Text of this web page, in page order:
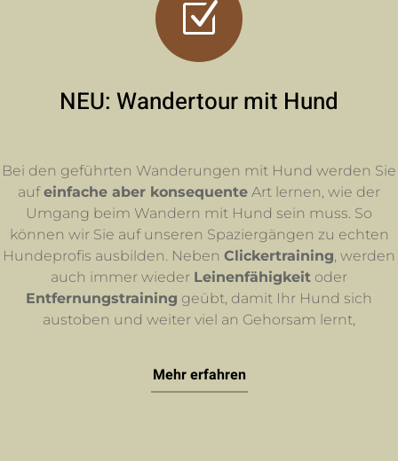
Z
NEU: Wandertour mit Hund
Bei den geführten Wanderungen mit Hund werden Sie
aufeinfache aber konsequente Art lernen, wie der
Umgang beim Wandern mit Hund sein muss. So
können wir Sie auf unseren Spaziergängen zu echten
Hundeprofis ausbilden. Neben Clickertraining, werden
auch immer wieder Leinenfähigkeit oder
Entfernungstraining geübt, damit Ihr Hund sich
austoben und weiter viel an Gehorsam lernt,
Mehr erfahren